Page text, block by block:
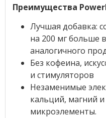
Преимущества
Лучшая добавка:
на 200 мг больше
аналогичного
Без кофеина,
и стимуляторов
Незаменимые
кальций, магний
микроэлементы.